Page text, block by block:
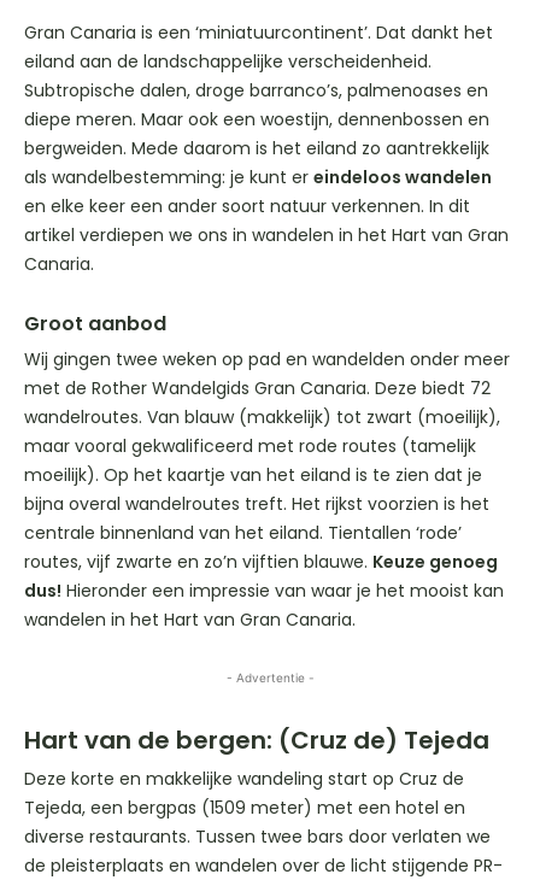
Gran Canaria is een ‘miniatuurcontinent’. Dat dankt het
eiland aan de landschappelijke verscheidenheid.
Subtropische dalen, droge barranco’s, palmenoases en
diepe meren. Maar ook een woestijn, dennenbossen en
bergweiden. Mede daarom is het eiland zo aantrekkelijk
als wandelbestemming: je kunt er eindeloos wandelen
en elke keer een ander soort natuur verkennen. In dit
artikel verdiepen we ons in wandelen in het Hart van Gran
Canaria.
Groot aanbod
Wij gingen twee weken op pad en wandelden onder meer
met de Rother Wandelgids Gran Canaria. Deze biedt 72
wandelroutes. Van blauw (makkelijk) tot zwart (moeilijk),
maar vooral gekwalificeerd met rode routes (tamelijk
moeilijk). Op het kaartje van het eiland is te zien dat je
bijna overal wandelroutes treft. Het rijkst voorzien is het
centrale binnenland van het eiland. Tientallen ‘rode’
routes, vijf zwarte en zo’n vijftien blauwe. Keuze genoeg
dus! Hieronder een impressie van waar je het mooist kan
wandelen in het Hart van Gran Canaria.
- Advertentie -
Hart van de bergen: (Cruz de) Tejeda
Deze korte en makkelijke wandeling start op Cruz de
Tejeda, een bergpas (1509 meter) met een hotel en
diverse restaurants. Tussen twee bars door verlaten we
de pleisterplaats en wandelen over de licht stijgende PR-